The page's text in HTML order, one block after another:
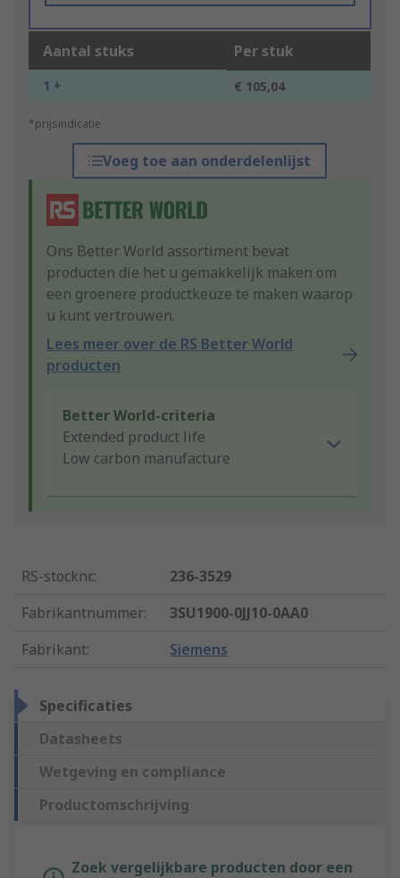
Aantal stuks Per stuk
1 + € 105,04
*prijsindicatie
Voeg toe aan onderdelenlijst
Ons Better World assortiment bevat
producten die het u gemakkelijk maken om
een groenere productkeuze te maken waarop
u kunt vertrouwen.
Lees meer over de RS Better World
producten
Better World-criteria
Extended product life
Low carbon manufacture
RS-stocknr.:
236-3529
Fabrikantnummer:
3SU1900-0JJ10-0AA0
Fabrikant: Siemens
Specificaties
Datasheets
Wetgeving en compliance
Productomschrijving
Zoek vergelijkbare producten door een